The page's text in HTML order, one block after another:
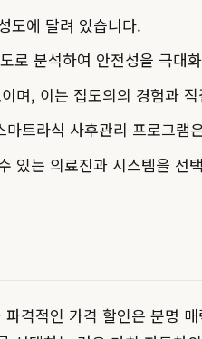
도에 달려 있습니다.
로 분석하여 안전성을 극대
며, 이는 집도의의 경험과
트라식 사후관리 프로그램
있는 의료진과 시스템을 선
격적인 가격 할인은 분명